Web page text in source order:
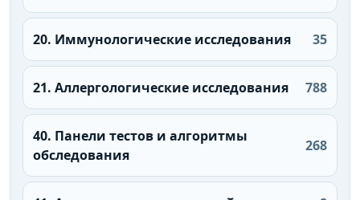
20. Иммунологические исследования 35
21. Аллергологические исследования 788
40. Панели тестов и алгоритмы
обследования
268